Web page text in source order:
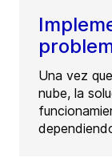
Una vez
nube, la